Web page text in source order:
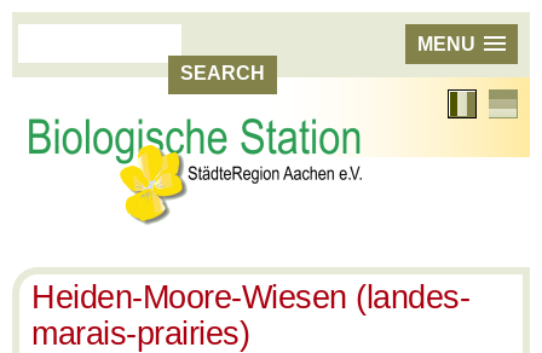
MENU
Heiden-Moore-Wiesen (landes-
marais-prairies)